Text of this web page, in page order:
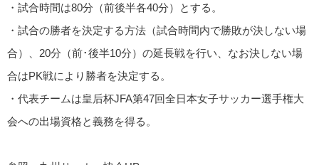
・試合時間は80分（前後半各40分）とする。
・試合の勝者を決定する方法（試合時間内で勝敗が決しない場
合）、20分（前･後半10分）の延長戦を行い、なお決しない場
合はPK戦により勝者を決定する。
・代表チームは皇后杯JFA第47回全日本女子サッカー選手権大
会への出場資格と義務を得る。